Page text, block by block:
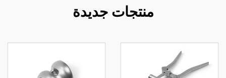
منتجات جديدة